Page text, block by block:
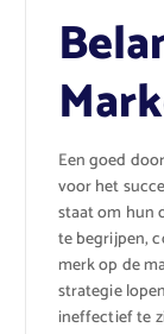
Een goed
voor het
staat om hun
te begrijpen,
merk op de
strategie
ineffectief te